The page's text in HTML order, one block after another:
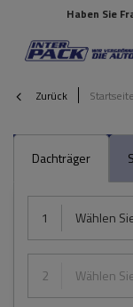
Haben Sie
Zurück Startseite
Dachträger
1 Wählen
2 Wählen